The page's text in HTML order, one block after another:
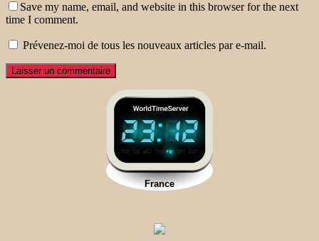
Save my name, email, and website in this browser for the next
time I comment.
Prévenez-moi de tous les nouveaux articles par e-mail.